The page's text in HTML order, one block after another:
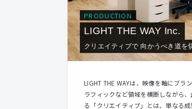
PRODUCTION
LIGHT THE WAY Inc.
クリエイティブで 向かうべき道
LIGHT THE WAYは、映像を軸にブ
ラフィックなど領域を横断しながら、企
る「クリエイティブ」とは、単なる